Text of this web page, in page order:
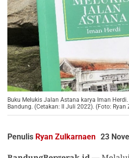
Buku Melukis Jalan Astana karya Iman
Bandung. (Cetakan: II Juli 2022). (Foto: Ryan
Penulis Ryan Zulkarnaen 23